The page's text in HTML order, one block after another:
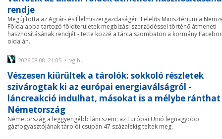
rendje
Megújította az Agrár- és Élelmiszergazdaságért Felelős Minisztérium a
Földalapba tartozó földterületek megbízási szerződéssel történő átmeneti
hasznosításának rendjét - tette közzé a tárca szombaton a kormány
oldalán.
2026.08.08. 21:05 • vg.hu
Vészesen kiürültek a tárolók: sokkoló részletek
szivárogtak ki az európai energiaválságról -
láncreakció indulhat, másokat is a mélybe ránthat
Németország
Németország a leggyengébb láncszem: az Európai Unió legnagyobb
gázfogyasztójának tárolói csupán 47 százalékig teltek meg.